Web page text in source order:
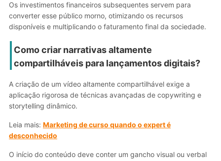
Os investimentos financeiros subsequentes servem para
converter esse público morno, otimizando os recursos
disponíveis e multiplicando o faturamento final da sociedade.
Como criar narrativas altamente
compartilháveis para lançamentos digitais?
A criação de um vídeo altamente compartilhável exige a
aplicação rigorosa de técnicas avançadas de copywriting e
storytelling dinâmico.
Leia mais: Marketing de curso quando o expert é
desconhecido
O início do conteúdo deve conter um gancho visual ou verbal